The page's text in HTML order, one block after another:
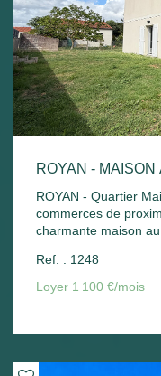
des extérieurs en
ROYAN - MAISON
ROYAN - Quartier
commerces de
charmante maison
cuisine aménagée
avec salle d'eau et wc,
Palier, 3 chambres
et baignoire, wc.
Ref. : 1248
Loyer 1 100 €/mois